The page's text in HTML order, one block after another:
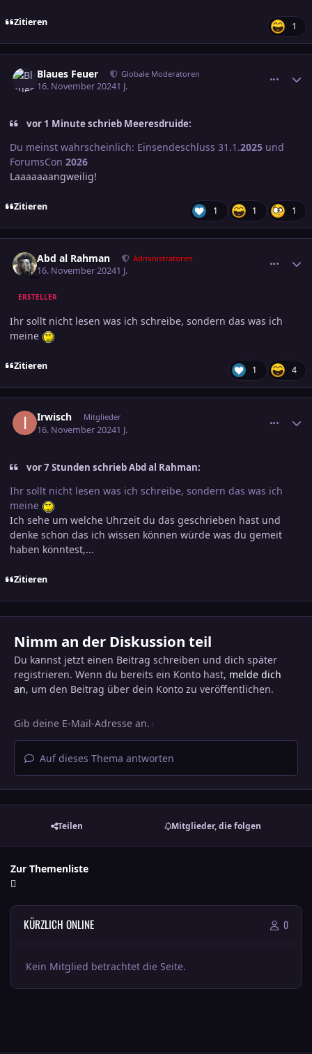
Zitieren 1
Blaues Feuer Globale Moderatoren
16. November 20241 J.
vor 1 Minute schrieb Meeresdruide:
Du meinst wahrscheinlich: Einsendeschluss 31.1.2025 und
ForumsCon 2026
Laaaaaaangweilig!
Zitieren 1 1 1
Abd al Rahman Administratoren
16. November 20241 J.
ERSTELLER
Ihr sollt nicht lesen was ich schreibe, sondern das was ich
meine
Zitieren 1 4
Irwisch Mitglieder
16. November 20241 J.
vor 7 Stunden schrieb Abd al Rahman:
Ihr sollt nicht lesen was ich schreibe, sondern das was ich
meine
Ich sehe um welche Uhrzeit du das geschrieben hast und
denke schon das ich wissen können würde was du gemeit
haben könntest,...
Zitieren
Nimm an der Diskussion teil
Du kannst jetzt einen Beitrag schreiben und dich später
registrieren. Wenn du bereits ein Konto hast, melde dich
an, um den Beitrag über dein Konto zu veröffentlichen.
Auf dieses Thema antworten
Teilen Mitglieder, die folgen
Zur Themenliste
KÜRZLICH ONLINE 0
Kein Mitglied betrachtet die Seite.